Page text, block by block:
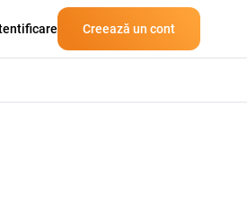
Creează un cont